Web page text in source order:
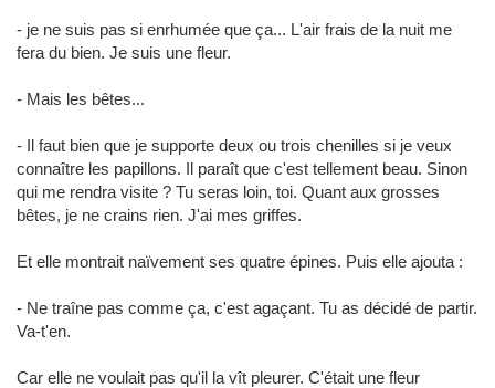
- je ne suis pas si enrhumée que ça... L'air frais de la nuit me
fera du bien. Je suis une fleur.
- Mais les bêtes...
- Il faut bien que je supporte deux ou trois chenilles si je veux
connaître les papillons. Il paraît que c'est tellement beau. Sinon
qui me rendra visite ? Tu seras loin, toi. Quant aux grosses
bêtes, je ne crains rien. J'ai mes griffes.
Et elle montrait naïvement ses quatre épines. Puis elle ajouta :
- Ne traîne pas comme ça, c'est agaçant. Tu as décidé de partir.
Va-t'en.
Car elle ne voulait pas qu'il la vît pleurer. C'était une fleur